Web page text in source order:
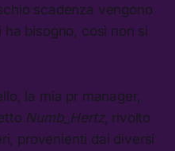
scadenza vengono
bisogno, così non si
la mia pr manager,
Numb_Hertz, rivolto
provenienti dai diversi